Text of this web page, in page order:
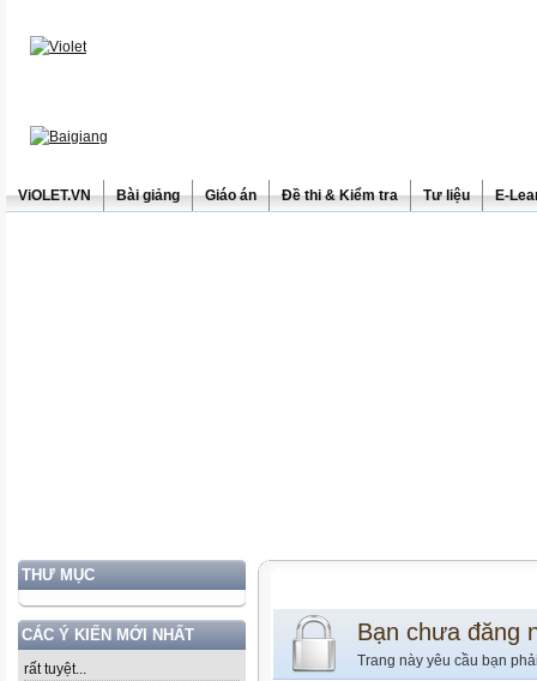
ViOLET.VN Bài giảng Giáo án Đề thi & Kiểm tra Tư liệu E-
THƯ MỤC
CÁC Ý KIẾN MỚI NHẤT
rất tuyệt...
Bạn chưa đăng
Trang này yêu cầu bạn